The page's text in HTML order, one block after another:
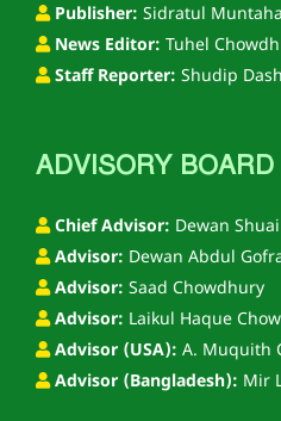
Publisher: Sidratul
News Editor: Tuhel
Staff Reporter: Shudip Dash
ADVISORY BOARD
Chief Advisor: Dewan
Advisor: Dewan Abdul
Advisor: Saad Chowdhury
Advisor: Laikul Haque
Advisor (USA): A. Muquith
Advisor (Bangladesh): Mir